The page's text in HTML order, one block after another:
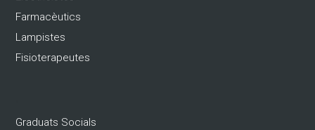
Farmacèutics
Lampistes
Fisioterapeutes
Graduats Socials